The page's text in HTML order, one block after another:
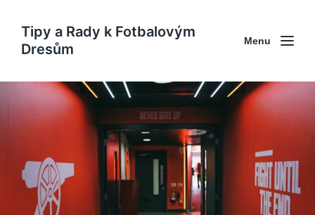
Tipy a Rady k Fotbalovým
Dresům
Menu